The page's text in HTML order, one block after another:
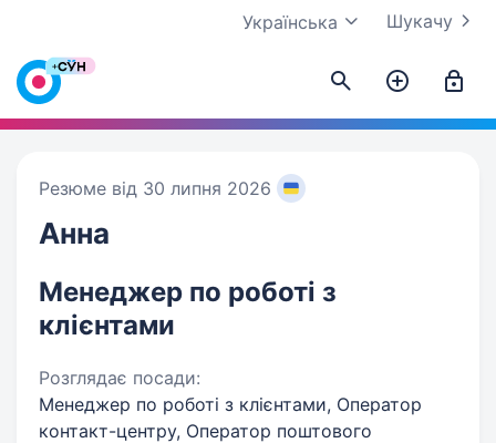
Шукачу
Українська
Резюме від 30 липня 2026
Анна
Менеджер по роботі з
клієнтами
Розглядає посади:
Менеджер по роботі з клієнтами, Оператор
контакт-центру, Оператор поштового